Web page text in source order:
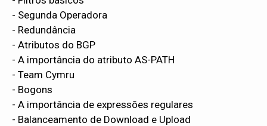
- Segunda Operadora
- Redundância
- Atributos do BGP
- A importância do atributo AS-PATH
- Team Cymru
- Bogons
- A importância de expressões regulares
- Balanceamento de Download e Upload